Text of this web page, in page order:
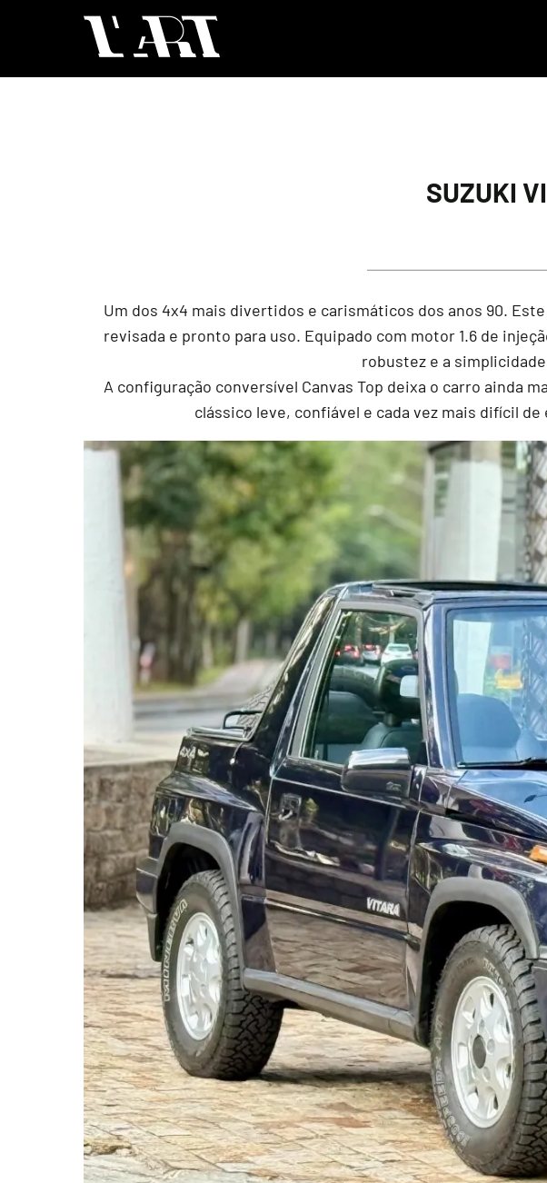
SUZUKI
Um dos 4x4 mais divertidos e carismáticos dos anos 90.
revisada e pronto para uso. Equipado com motor 1.6 de
robustez e a
A configuração conversível Canvas Top deixa o carro ainda
clássico leve, confiável e cada vez mais difícil